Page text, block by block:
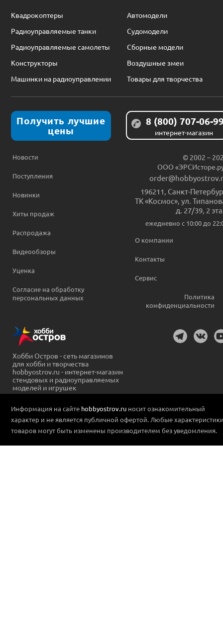
Квадрокоптеры
Автомодели
Радиоуправляемые танки
Судомодели
Радиоуправляемые самолеты
Сборные модели
Конструкторы
Воздушные змеи
Машинки на радиоуправлении
Товары для творчества
Получить лучшие
цены
8 (800) 707-06-
интернет-магазин
Новости
Поступления
Новинки
Хиты продаж
Распродажа
Видеообзоры
Уценка
Согласие на обработку
персональных данных
© 2002 –
ООО
196211, Санкт-
ТК «Космос», ул.
д. 27/39, 2
ежедневно c 10:00 до
О компании
Контакты
Сервис
Политика
конфиденциальности
Хобби Остров - сеть магазинов
для хобби и творчества
hobbyostrov.ru - интернет-магазин
стендовых и радиоуправляемых
моделей и игрушек
Информация на сайте hobbyostrov.ru носит ознакомительный
характер и не является публичной офертой. Любые
товаров могут быть изменены производителем без уведомления.